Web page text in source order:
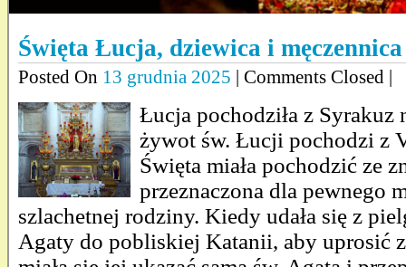
Święta Łucja, dziewica i męczennica
Posted On 13 grudnia 2025 | Comments Closed |
Łucja pochodziła z
żywot św. Łucji pochodzi z
Święta miała pochodzić ze
przeznaczona dla pewnego
szlachetnej rodziny. Kiedy udała się z
Agaty do pobliskiej Katanii, aby uprosić